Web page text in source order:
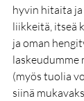
hyvin hitaita
liikkeitä, itseä
ja oman
laskeudumme
(myös tuolia
siinä